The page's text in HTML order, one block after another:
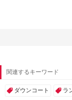
関連するキーワード
ダウンコート ラ